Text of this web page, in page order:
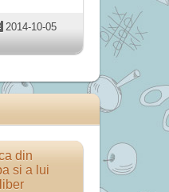
2014-10-05
din
si a lui